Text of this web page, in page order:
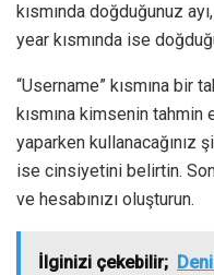
kısmında doğduğunuz
year kısmında ise
“Username” kısmına bir
kısmına kimsenin tahmin
yaparken kullanacağınız
ise cinsiyetini belirtin.
ve hesabınızı oluşturun.
İlginizi çekebilir;